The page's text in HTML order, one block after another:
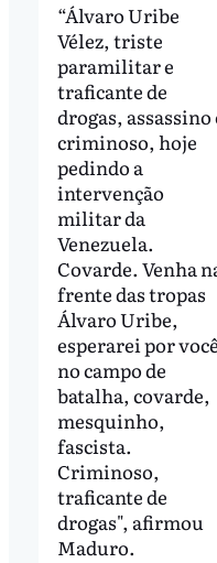
“Álvaro Uribe
Vélez, triste
paramilitar e
traficante de
drogas, assassino
criminoso, hoje
pedindo a
intervenção
militar da
Venezuela.
Covarde. Venha
frente das tropas
Álvaro Uribe,
esperarei por você
no campo de
batalha, covarde,
mesquinho,
fascista.
Criminoso,
traficante de
drogas", afirmou
Maduro.